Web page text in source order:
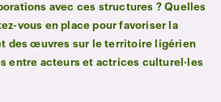
avec ces structures ? Quelles
vous en place pour favoriser la
des œuvres sur le territoire ligérien
entre acteurs et actrices culturel·les